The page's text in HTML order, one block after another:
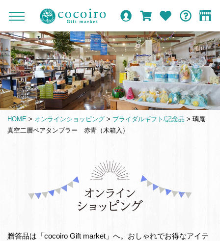
c
o
c
o
i
r
o
G
ま
で
ス
キ
ッ
プ
す
る
ロ
グ
イ
ン
カ
ー
ト
お
気
に
入
り
ガ
イ
ド
オ
ン
ラ
イ
ン
シ
ョ
ッ
プ
メ
ン
ナ
ビ
ゲ
ー
シ
ョ
ン
メ
ニ
ュ
ー
を
開
閉
HOME > オンラインショッピング > ブライダルギフト/記念品 > 璃庵
真空二層ペアタンブラー 赤青（木箱入）
物・
贈答品は「cocoiro Gift market」へ。おしゃれでお得なアイテ